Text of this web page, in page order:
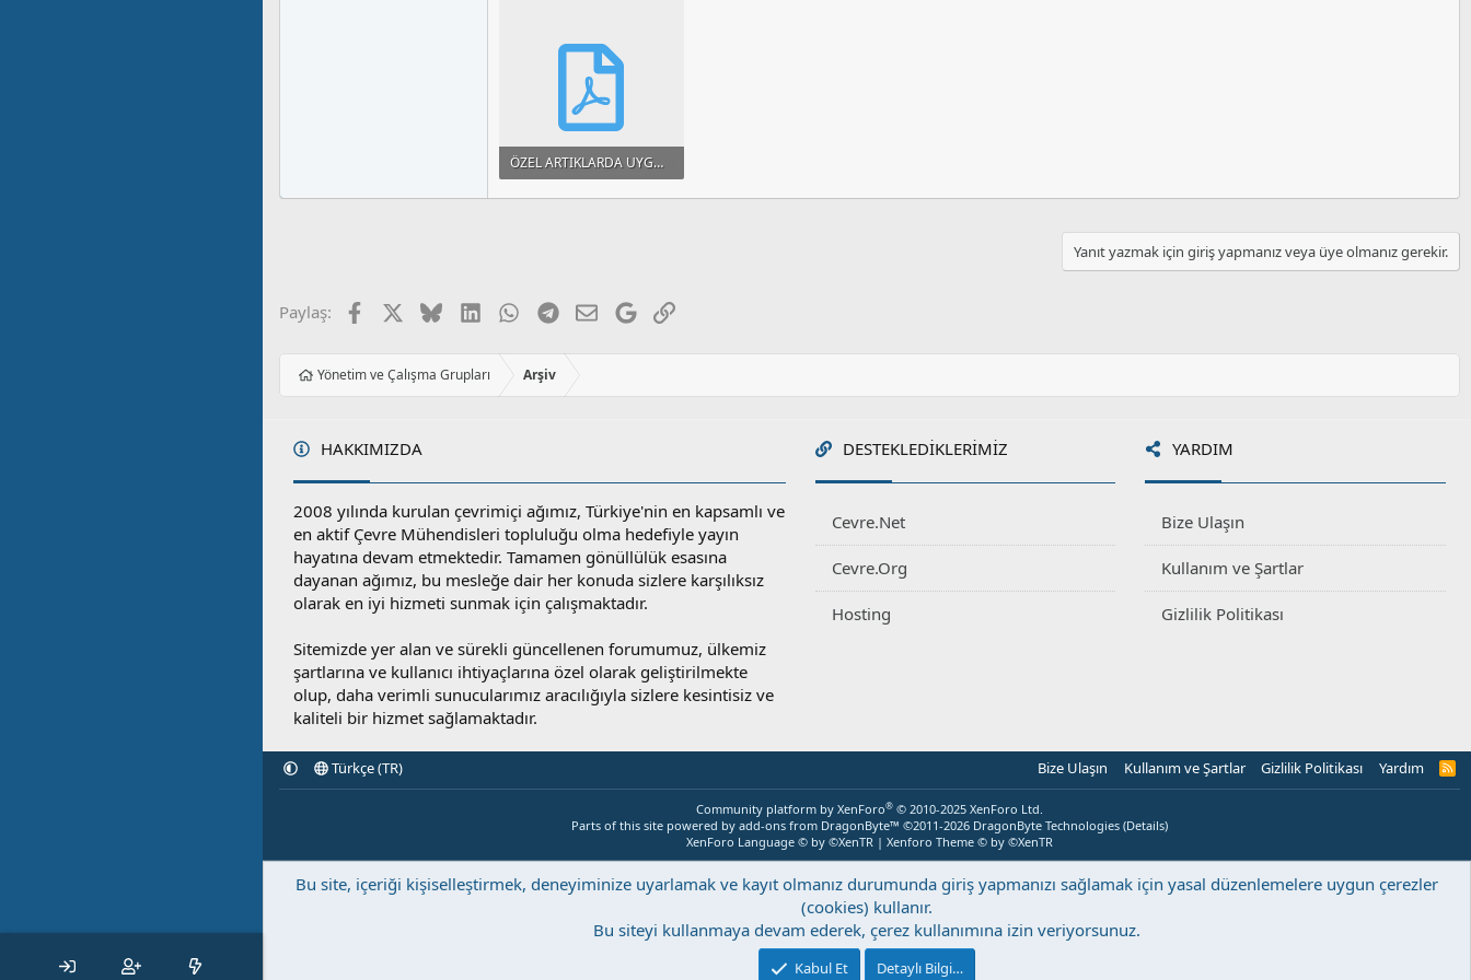
ÖZEL ARTIKLARDA UYGULANAN TEMEL İİLEMLER VE BERTARAFI.pdf
31.4 KB · Görüntüleme: 64
Yanıt yazmak için giriş yapmanız veya üye olmanız gerekir.
Paylaş: Facebook BlueskyLinkedInWhatsApp
Telegram
E-postaGoogleLink
Yönetim ve Çalışma Grupları Arşiv
HAKKIMIZDA
2008 yılında kurulan çevrimiçi ağımız, Türkiye'nin en kapsamlı ve
en aktif Çevre Mühendisleri topluluğu olma hedefiyle yayın
hayatına devam etmektedir. Tamamen gönüllülük esasına
dayanan ağımız, bu mesleğe dair her konuda sizlere karşılıksız
olarak en iyi hizmeti sunmak için çalışmaktadır.
Sitemizde yer alan ve sürekli güncellenen forumumuz, ülkemiz
şartlarına ve kullanıcı ihtiyaçlarına özel olarak geliştirilmekte
olup, daha verimli sunucularımız aracılığıyla sizlere kesintisiz ve
kaliteli bir hizmet sağlamaktadır.
DESTEKLEDIKLERIMIZ
Cevre.Net
Cevre.Org
Hosting
YARDIM
Bize Ulaşın
Kullanım ve Şartlar
Gizlilik Politikası
Türkçe (TR) Bize Ulaşın Kullanım ve Şartlar Gizlilik Politikası Yardım
R
Community platform by XenForo® © 2010-2025 XenForo Ltd.
Parts of this site powered by add-ons from DragonByte™ ©2011-2026 DragonByte Technologies (Details)
XenForo Language © by ©XenTR | Xenforo Theme © by ©XenTR
Bu site, içeriği kişiselleştirmek, deneyiminize uyarlamak ve kayıt olmanız durumunda giriş yapmanızı sağlamak için yasal düzenlemelere uygun çerezler
(cookies) kullanır.
Bu siteyi kullanmaya devam ederek, çerez kullanımına izin veriyorsunuz.
Kabul Et Detaylı Bilgi…